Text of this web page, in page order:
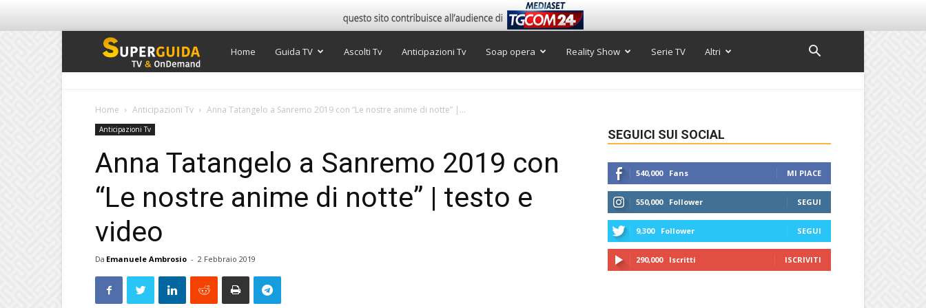
Super
Home Guida TV Ascolti Tv Anticipazioni Tv Soap opera Reality Show Serie TV Altri
Home Anticipazioni Tv Anna Tatangelo a Sanremo 2019 con “Le nostre anime di notte” |...
Anticipazioni Tv
Anna Tatangelo a Sanremo 2019 con
“Le nostre anime di notte” | testo e
video
Da Emanuele Ambrosio - 2 Febbraio 2019
SEGUICI SUI SOCIAL
540,000 Fans MI PIACE
550,000 Follower SEGUI
9,300 Follower SEGUI
290,000 Iscritti ISCRIVITI